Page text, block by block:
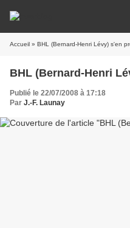
Accueil » BHL (Bernard-Henri Lévy) s'en
BHL (Bernard-Henri
Publié le 22/07/2008 à 17:18
Par J.-F. Launay